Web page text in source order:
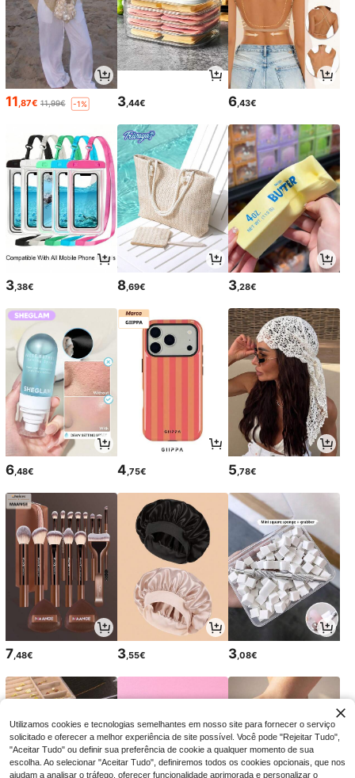
11,87€ 11,99€ -1% 3,44€ 6,43€
3,38€ 8,69€ 3,28€
6 ,48€ 4 ,75€ 5 ,78€
7 ,48€ 3,55€ 3 ,08€
Utilizamos cookies e tecnologias semelhantes em nosso site para fornecer o serviço
solicitado e oferecer a melhor experiência de site possível. Você pode "Rejeitar Tudo",
"Aceitar Tudo" ou definir sua preferência de cookie a qualquer momento de sua
escolha. Ao selecionar "Aceitar Tudo", definiremos todos os cookies opcionais, que nos
ajudam a analisar o tráfego, oferecer funcionalidade aprimorada e personalizar o